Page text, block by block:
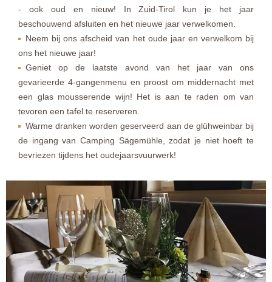
- ook oud en nieuw! In Zuid-Tirol kun je het jaar
beschouwend afsluiten en het nieuwe jaar verwelkomen.
Neem bij ons afscheid van het oude jaar en verwelkom bij
ons het nieuwe jaar!
Geniet op de laatste avond van het jaar van ons
gevarieerde 4-gangenmenu en proost om middernacht met
een glas mousserende wijn! Het is aan te raden om van
tevoren een tafel te reserveren.
Warme dranken worden geserveerd aan de glühweinbar bij
de ingang van Camping Sägemühle, zodat je niet hoeft te
bevriezen tijdens het oudejaarsvuurwerk!